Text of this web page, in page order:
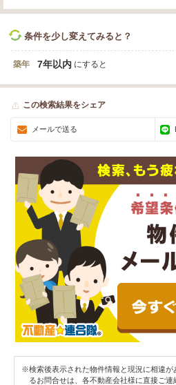
条件を少し変えてみると？
築年 7年以内 にすると
この検索結果をシェア
メールで送る
※検索後表示された物件情報と現況に相違が
るお問合せは、各不動産会社様に直接ご連